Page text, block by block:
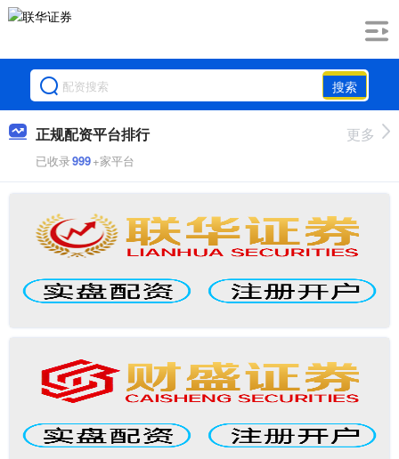
搜索
正规配资平台排行
已收录999+家平台
更多